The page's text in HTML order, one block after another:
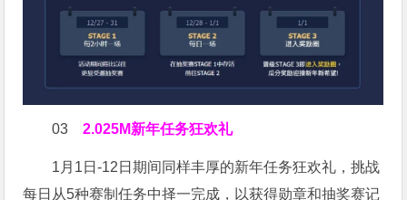
032.025M新年任务狂欢礼
1月1日-12日期间同样丰厚的新年任务狂欢礼，挑战
每日从5种赛制任务中择一完成，以获得勋章和抽奖赛记